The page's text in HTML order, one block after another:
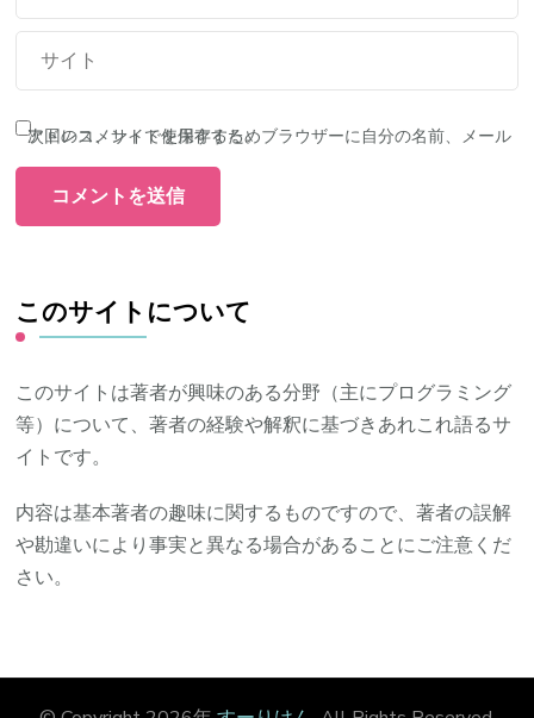
次回のコメントで使用するためブラウザーに自分の名前、メールアドレス、サイトを保存する。
このサイトについて
このサイトは著者が興味のある分野（主にプログラミング
等）について、著者の経験や解釈に基づきあれこれ語るサ
イトです。
内容は基本著者の趣味に関するものですので、著者の誤解
や勘違いにより事実と異なる場合があることにご注意くだ
さい。